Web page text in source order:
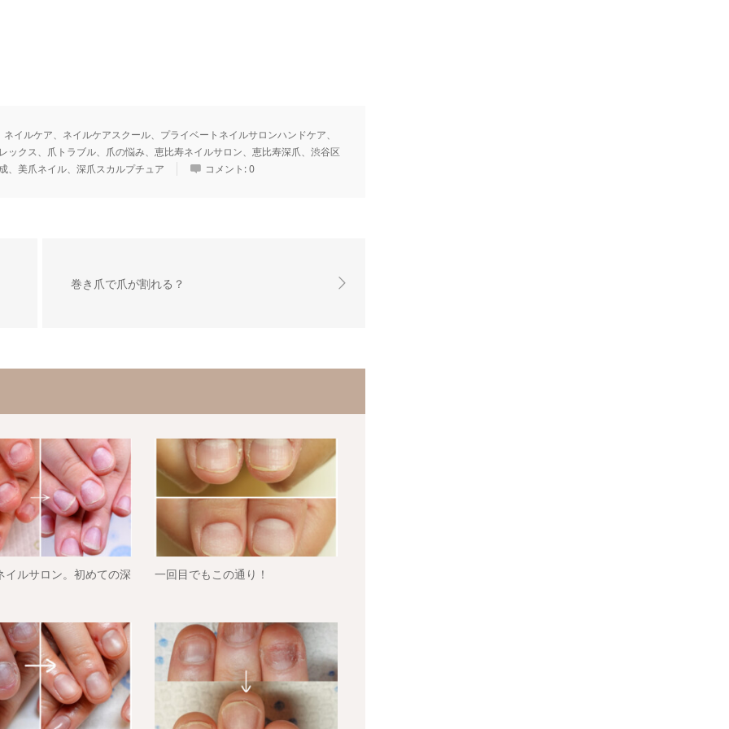
ネイルケア、ネイルケアスクール、プライベートネイルサロンハンドケア、
クス、爪トラブル、爪の悩み、恵比寿ネイルサロン、恵比寿深爪、渋谷区
、美爪ネイル、深爪スカルプチュア
コメント:0
巻き爪で爪が割れる？
イルサロン。初めての深 一回目でもこの通り！